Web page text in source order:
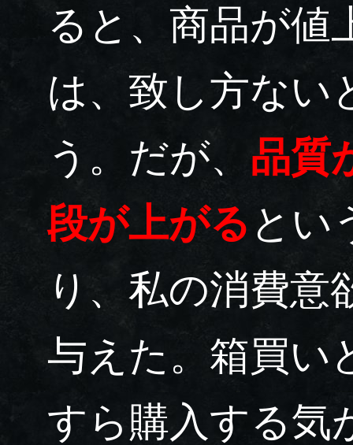
ると、商品が値
は、致し方ない
う。だが、 品質
段が上がる とい
り、私の消費意
与えた。箱買い
すら購入する